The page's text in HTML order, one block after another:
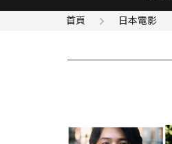
首頁 日本電影